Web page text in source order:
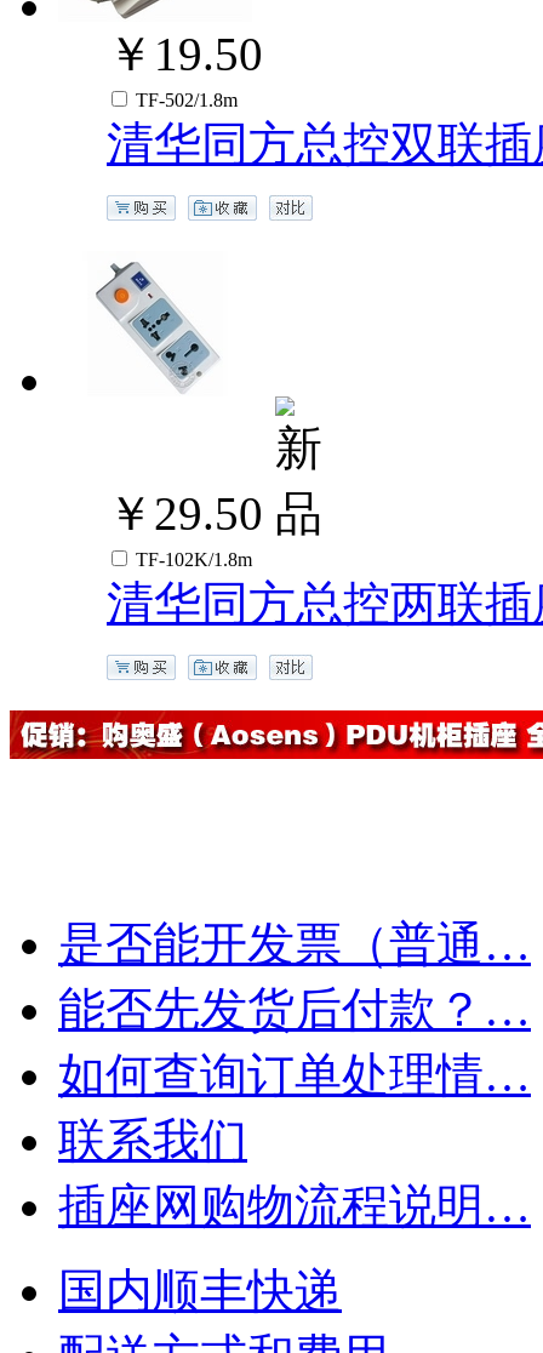
￥19.50
TF-502/1.8m
清华同方总控双联插
￥29.50
TF-102K/1.8m
清华同方总控两联插
是否能开发票（普通…
能否先发货后付款？…
如何查询订单处理情…
联系我们
插座网购物流程说明…
国内顺丰快递